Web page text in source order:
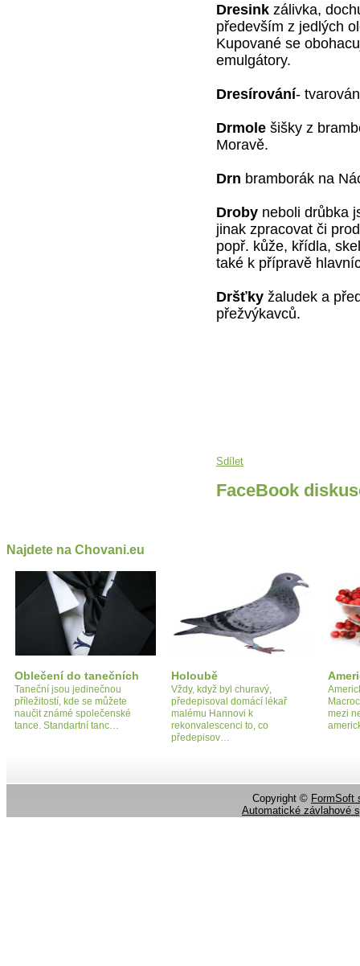
Dresink zálivka,
především z jedlých
Kupované se
emulgátory.
Dresírování-
Drmole šišky z
Moravě.
Drn bramborák na
Droby neboli drůbka
jinak zpracovat či
popř. kůže, křídla,
také k přípravě
Dršťky žaludek a
přežvýkavců.
Sdílet
FaceBook
Najdete na Chovani.eu
Oblečení do tanečních
Taneční jsou jedinečnou
příležitostí, kde se můžete
naučit známé společenské
tance. Standartní tanc…
Holoubě
Vždy, když byl churavý,
předepisoval domácí lékař
malému Hannovi k
rekonvalescenci to, co
předepisov…
mezi
Copyright © FormSoft
Automatické závlahové